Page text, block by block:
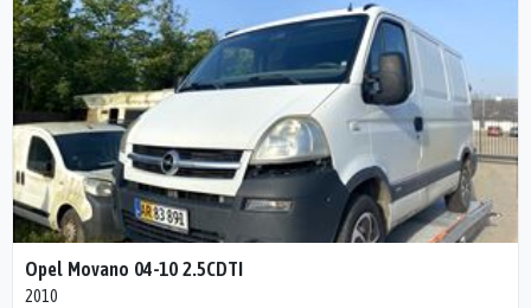
Opel Movano 04-10 2.5CDTI
2010